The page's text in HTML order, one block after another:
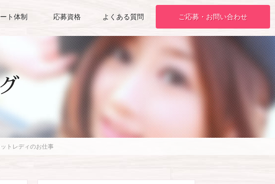
ト体制 応募資格 よくある質問 ご応募・お問い合わせ
トレディのお仕事